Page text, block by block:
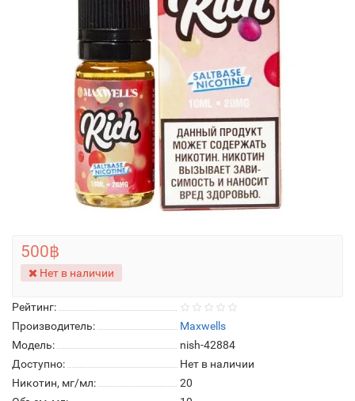
Рейтинг:
Производитель:
Maxwells
Модель:
nish-42884
Доступно:
Нет в наличии
Никотин, мг/мл:
20
500฿
Нет в наличии